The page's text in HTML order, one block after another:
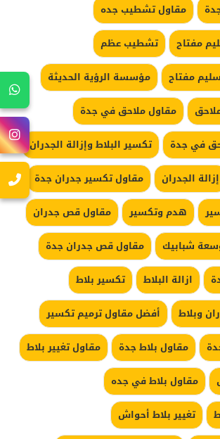
مقاول تشطيب جده
مفتاح
تشطيب عظم
مفتاح
مؤسسة الرؤية الحديثة
مقاول ملاحق في جدة
في جدة
تكسير البلاط وإزالة الجدران
إزالة الجدران
مقاول تكسير جدران جدة
هدم وتكسير
مقاول قص جدران
شبابيك
مقاول قص جدران جدة
ازالة البلاط
تكسير بلاط
وبلاط
أفضل مقاول ترميم تكسير
مقاول بلاط جدة
مقاول تغيير بلاط
مقاول بلاط في جده
تغيير بلاط أحواش